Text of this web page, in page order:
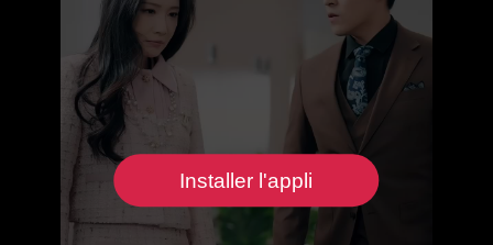
Installer l'appli